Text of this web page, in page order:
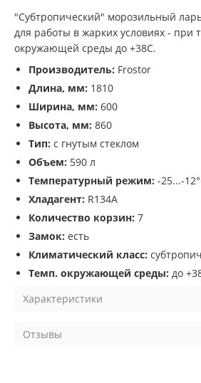
"Субтропический" морозильный
для работы в жарких условиях - при
окружающей среды до +38С.
Производитель: Frostor
Длина, мм: 1810
Ширина, мм: 600
Высота, мм: 860
Тип: с гнутым стеклом
Объем: 590 л
Температурный режим: -25...-
Хладагент: R134A
Количество корзин: 7
Замок: есть
Климатический класс:
Темп. окружающей среды: до
Характеристики
Отзывы